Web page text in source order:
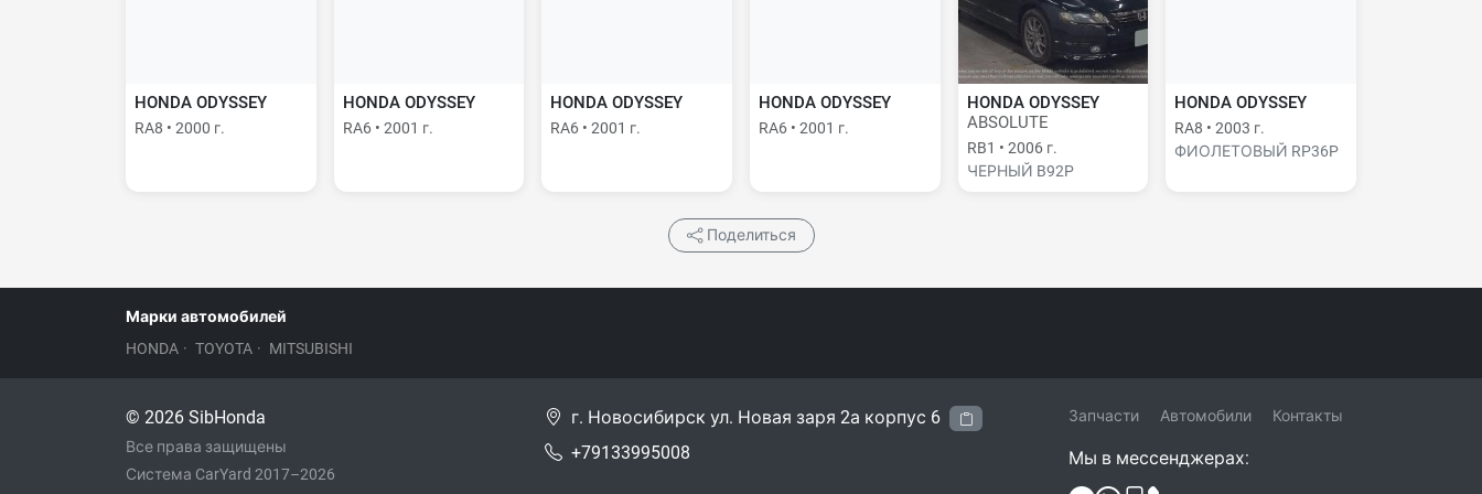
HONDA ODYSSEY
RA8 • 2000 г.
HONDA ODYSSEY
RA6 • 2001 г.
HONDA ODYSSEY
RA6 • 2001 г.
HONDA ODYSSEY
RA6 • 2001 г.
HONDA ODYSSEY
ABSOLUTE
RB1 • 2006 г.
ЧЕРНЫЙ B92P
HONDA ODYSSEY
RA8 • 2003 г.
ФИОЛЕТОВЫЙ RP36P
Поделиться
Марки автомобилей
HONDA · TOYOTA · MITSUBISHI
© 2026 SibHonda
Все права защищены
Система CarYard 2017–2026
г. Новосибирск ул. Новая заря 2а корпус 6
+79133995008
Запчасти Автомобили Контакты
Мы в мессенджерах: